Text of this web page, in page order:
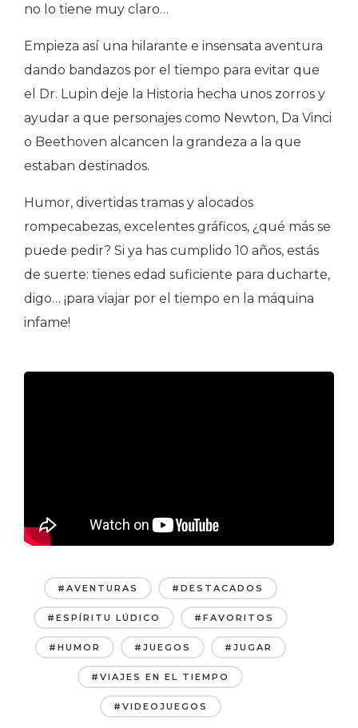
no lo tiene muy claro…
Empieza así una hilarante e insensata aventura
dando bandazos por el tiempo para evitar que
el Dr. Lupin deje la Historia hecha unos zorros y
ayudar a que personajes como Newton, Da Vinci
o Beethoven alcancen la grandeza a la que
estaban destinados.
Humor, divertidas tramas y alocados
rompecabezas, excelentes gráficos, ¿qué más se
puede pedir? Si ya has cumplido 10 años, estás
de suerte: tienes edad suficiente para ducharte,
digo… ¡para viajar por el tiempo en la máquina
infame!
#AVENTURAS #DESTACADOS
#ESPÍRITU LÚDICO #FAVORITOS
#HUMOR #JUEGOS #JUGAR
#VIAJES EN EL TIEMPO
#VIDEOJUEGOS